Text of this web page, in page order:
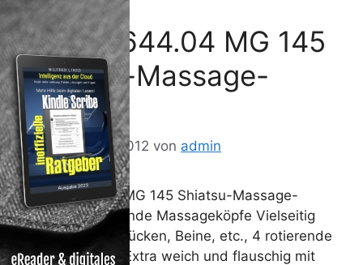
Beurer 644.04 MG 145
Shiatsu-Massage-
Kissen
21. Dezember 2012 von admin
Beurer 644.04 MG 145 Shiatsu-Massage-
Kissen 4 rotierende Massageköpfe Vielseitig
einsetzbar für Rücken, Beine, etc., 4 rotierende
Massageköpfe Extra weich und flauschig mit